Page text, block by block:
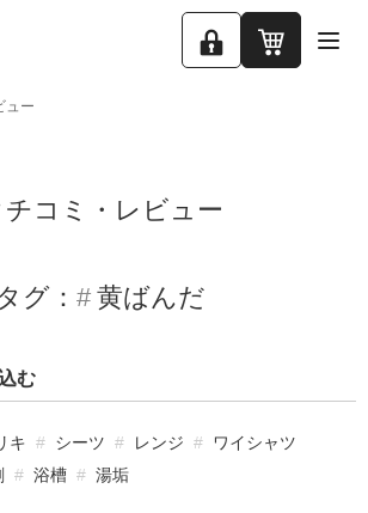
ロ
カ
ュー
チコミ・レビュー
タグ： 黄ばんだ
む
キ シーツ レンジ
ワイシャツ
浴槽 湯垢